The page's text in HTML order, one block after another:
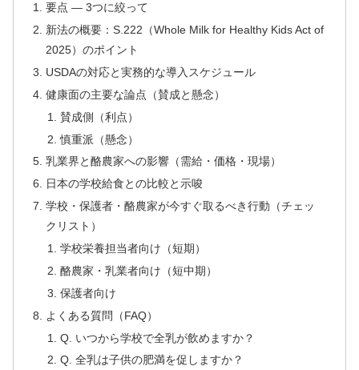
要点 — 3つに絞って
新法の概要：S.222（Whole Milk for Healthy Kids Act of
2025）のポイント
USDAの対応と実務的な導入スケジュール
健康面の主要な論点（賛成と懸念）
賛成側（利点）
慎重派（懸念）
乳業界と酪農家への影響（需給・価格・現場）
日本の学校給食との比較と示唆
学校・保護者・酪農家が今すぐ取るべき行動（チェッ
クリスト）
学校栄養担当者向け（短期）
酪農家・乳業者向け（短中期）
保護者向け
よくある質問（FAQ）
Q. いつから学校で全乳が飲めますか？
Q. 全乳は子供の肥満を促しますか？